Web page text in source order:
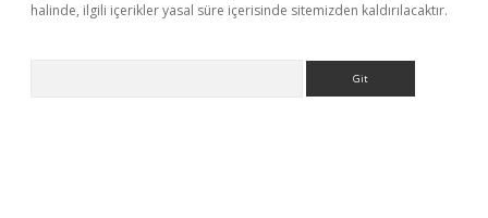
halinde, ilgili içerikler yasal süre içerisinde sitemizden kaldırılacaktır.